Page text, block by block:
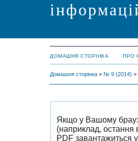
ДОМАШНЯ СТОРІНКА ПРО
Домашня сторінка > № 9 (2014) >
Якщо у Вашому
(наприклад, остання
PDF завантажиться